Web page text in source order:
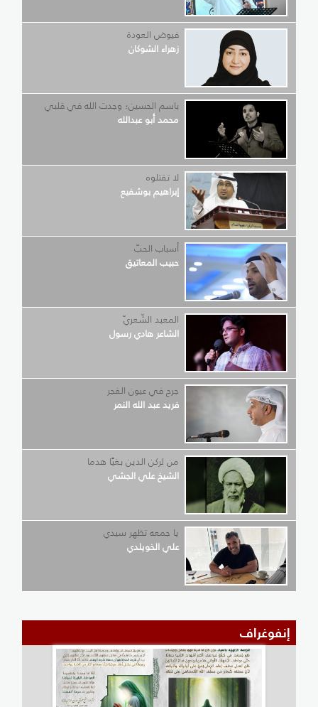
فيوض العودة
زهراء الشوكان
باسم الحسين؛ وجدت الله في قلبي
محمد أبو عبدالله
لا تقتلوه
إبراهيم بوشفيع
أسباب الحبّ
حبيب المعاتيق
المعبد الشّعريّ
الشاعر هادي رسول
جرح في عيون الفجر
فريد عبد الله النمر
من لركن الدين بغيًا هدما
الشيخ علي الجشي
يا جمعه تظهر سيدي
علي الخويلدي
إنفوغراف